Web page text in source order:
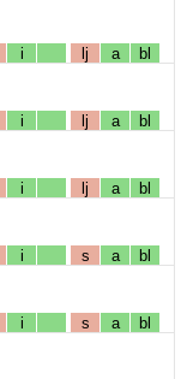
i lj a bl
i lj a bl
i lj a bl
i s a bl
i s a bl